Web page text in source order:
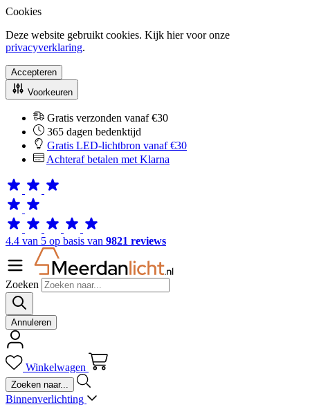
Cookies
Deze website gebruikt cookies. Kijk hier voor onze
privacyverklaring.
Accepteren
Voorkeuren
Gratis verzonden vanaf €30
365 dagen bedenktijd
Gratis LED-lichtbron vanaf €30
Achteraf betalen met Klarna
4.4 van 5 op basis van 9821 reviews
Zoeken
Annuleren
Winkelwagen
Binnenverlichting